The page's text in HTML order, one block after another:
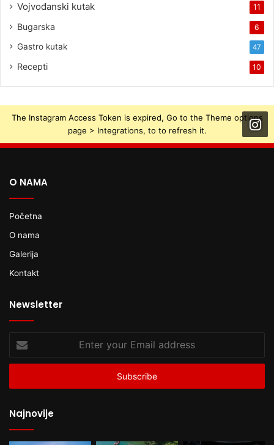
Vojvođanski kutak 11
Bugarska 6
Gastro kutak 47
Recepti 10
The Instagram Access Token is expired, Go to the Theme options
page > Integrations, to to refresh it.
O NAMA
Početna
O nama
Galerija
Kontakt
Newsletter
Enter
your
Email
Najnovije